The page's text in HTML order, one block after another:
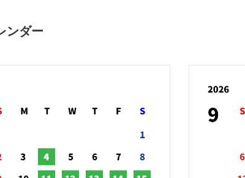
ンダー